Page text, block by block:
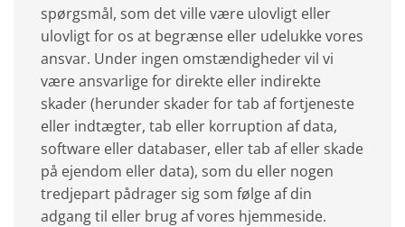
spørgsmål, som det ville være ulovligt eller
ulovligt for os at begrænse eller udelukke vores
ansvar. Under ingen omstændigheder vil vi
være ansvarlige for direkte eller indirekte
skader (herunder skader for tab af fortjeneste
eller indtægter, tab eller korruption af data,
software eller databaser, eller tab af eller skade
på ejendom eller data), som du eller nogen
tredjepart pådrager sig som følge af din
adgang til eller brug af vores hjemmeside.